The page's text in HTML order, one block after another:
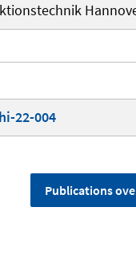
22-004
Publications